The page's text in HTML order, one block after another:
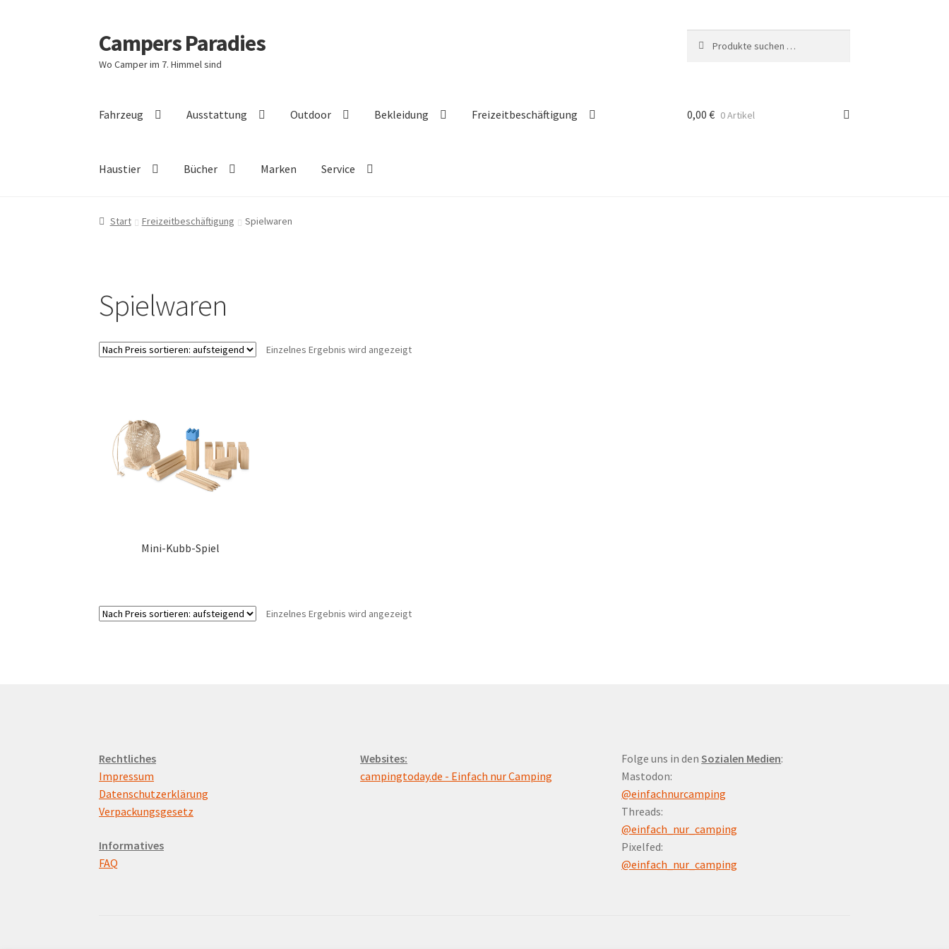
Zur
Navigation
springen
Zum
Inhalt
springen
Campers Paradies
Wo Camper im 7. Himmel sind
nach:
Fahrzeug Ausstattung Outdoor Bekleidung Freizeitbeschäftigung
Haustier Bücher Marken Service
0,00 € 0 Artikel
Start Freizeitbeschäftigung Spielwaren
Spielwaren
Einzelnes Ergebnis wird angezeigt
Mini-Kubb-Spiel
Einzelnes Ergebnis wird angezeigt
Rechtliches
Impressum
Datenschutzerklärung
Verpackungsgesetz
Informatives
FAQ
Websites:
campingtoday.de - Einfach nur Camping
Folge uns in denSozialen Medien:
Mastodon:
@einfachnurcamping
Threads:
@einfach_nur_camping
Pixelfed:
@einfach_nur_camping